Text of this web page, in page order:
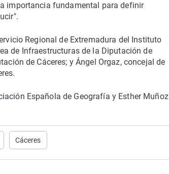
importancia fundamental para definir
Regional de Extremadura del Instituto
de Infraestructuras de la Diputación de
de Cáceres; y Ángel Orgaz, concejal de
Española de Geografía y Esther Muñoz
Cáceres